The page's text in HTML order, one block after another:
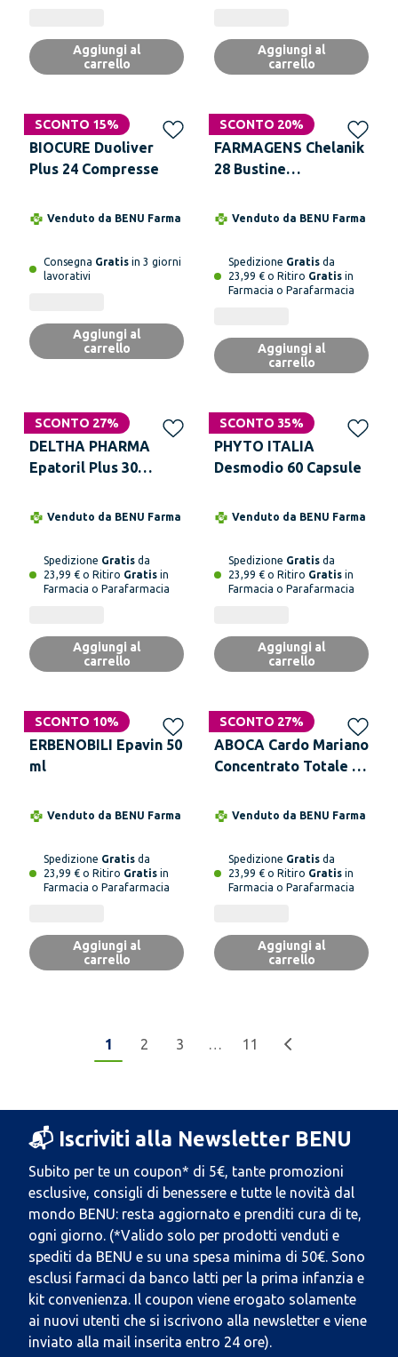
Aggiungi al
carrello
Aggiungi al
carrello
SCONTO 15%
BIOCURE Duoliver
Plus 24 Compresse
Venduto da BENU Farma
Consegna Gratis in 3 giorni
lavorativi
Aggiungi al
carrello
SCONTO 20%
FARMAGENS Chelanik
28 Bustine
Detox Diet
Venduto da BENU Farma
Spedizione Gratis da
23,99 € o Ritiro Gratis in
Farmacia o Parafarmacia
Aggiungi al
carrello
SCONTO 27%
DELTHA PHARMA
Epatoril Plus 30
Venduto da BENU Farma
Spedizione Gratis da
23,99 € o Ritiro Gratis in
Farmacia o Parafarmacia
Aggiungi al
carrello
SCONTO 35%
PHYTO ITALIA
Desmodio 60 Capsule
Venduto da BENU Farma
Spedizione Gratis da
23,99 € o Ritiro Gratis in
Farmacia o Parafarmacia
Aggiungi al
carrello
SCONTO 10%
ERBENOBILI Epavin 50
ml
Venduto da BENU Farma
Spedizione Gratis da
23,99 € o Ritiro Gratis in
Farmacia o Parafarmacia
Aggiungi al
carrello
SCONTO 27%
ABOCA Cardo Mariano
Concentrato Totale 50
Venduto da BENU Farma
Spedizione Gratis da
23,99 € o Ritiro Gratis in
Farmacia o Parafarmacia
Aggiungi al
carrello
1 2 3 … 11
📬 Iscriviti alla Newsletter BENU
Subito per te un coupon* di 5€, tante promozioni
esclusive, consigli di benessere e tutte le novità dal
mondo BENU: resta aggiornato e prenditi cura di te,
ogni giorno. (*Valido solo per prodotti venduti e
spediti da BENU e su una spesa minima di 50€. Sono
esclusi farmaci da banco latti per la prima infanzia e
kit convenienza. Il coupon viene erogato solamente
ai nuovi utenti che si iscrivono alla newsletter e viene
inviato alla mail inserita entro 24 ore).